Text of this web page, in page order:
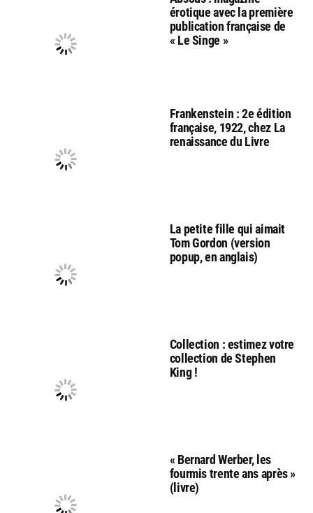
érotique avec la première
publication française de
« Le Singe »
Frankenstein : 2e édition
française, 1922, chez La
renaissance du Livre
La petite fille qui aimait
Tom Gordon (version
popup, en anglais)
Collection : estimez votre
collection de Stephen
King !
« Bernard Werber, les
fourmis trente ans après »
(livre)